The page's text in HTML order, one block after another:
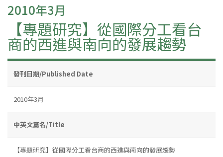
2010年3月
【專題研究】從國際分工看台
商的西進與南向的發展趨勢
發刊日期/Published Date
2010年3月
中英文篇名/Title
【專題研究】從國際分工看台商的西進與南向的發展趨勢